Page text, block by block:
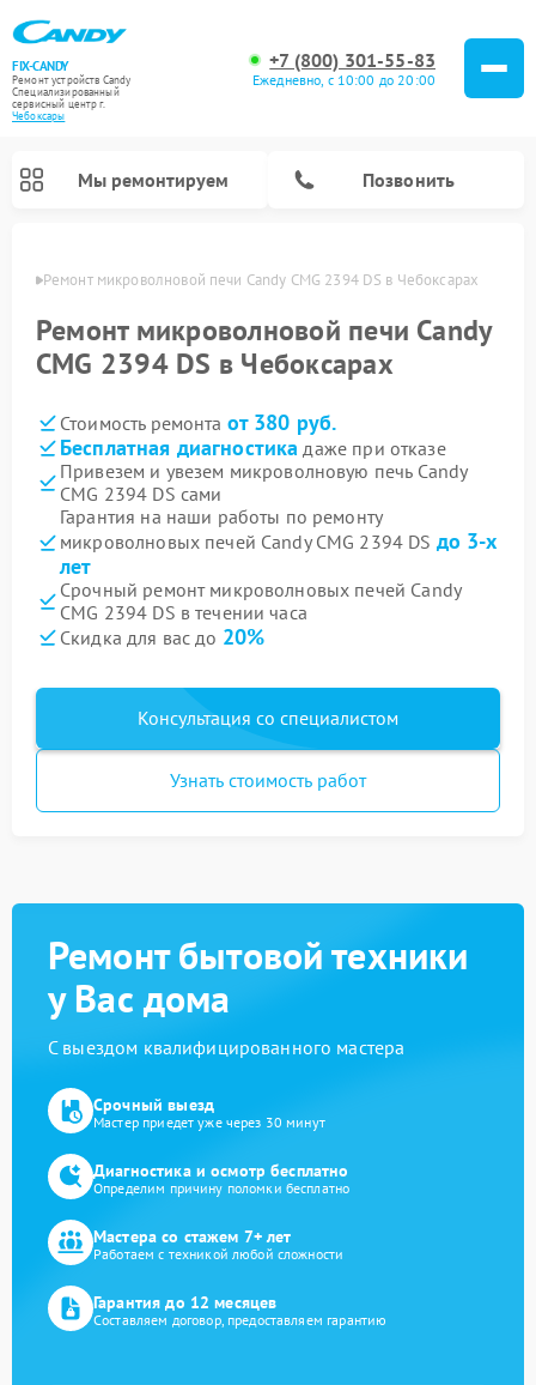
FIX-CANDY
Ремонт устройств Candy
Специализированный
cервисный центр г.
Чебоксары
+7 (800) 301-55-83
Ежедневно, с 10:00 до 20:00
Мы ремонтируем Позвонить
Ремонт микроволновой печи Candy CMG 2394 DS в Чебоксарах
Ремонт микроволновой печи Candy
CMG 2394 DS в Чебоксарах
Стоимость ремонта от 380 руб.
Бесплатная диагностика даже при отказе
Привезем и увезем микроволновую печь Candy
CMG 2394 DS сами
Гарантия на наши работы по ремонту
микроволновых печей Candy CMG 2394 DS до 3-х
лет
Срочный ремонт микроволновых печей Candy
CMG 2394 DS в течении часа
Скидка для вас до 20%
Консультация со специалистом
Узнать стоимость работ
Ремонт бытовой техники
у Вас дома
С выездом квалифицированного мастера
Срочный выезд
Мастер приедет уже через 30 минут
Диагностика и осмотр бесплатно
Определим причину поломки бесплатно
Мастера со стажем 7+ лет
Работаем с техникой любой сложности
Гарантия до 12 месяцев
Составляем договор, предоставляем гарантию